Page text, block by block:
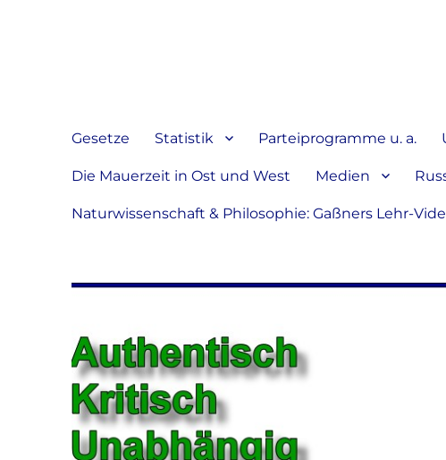
verbreiten
Gesetze Statistik Parteiprogramme u. a.
Die Mauerzeit in Ost und West Medien
Naturwissenschaft & Philosophie: Gaßners Lehr-